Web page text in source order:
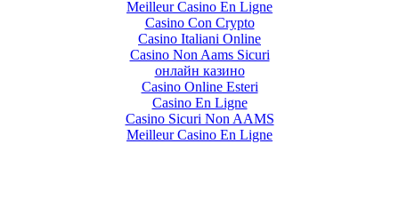
Meilleur Casino En Ligne
Casino Con Crypto
Casino Italiani Online
Casino Non Aams Sicuri
онлайн казино
Casino Online Esteri
Casino En Ligne
Casino Sicuri Non AAMS
Meilleur Casino En Ligne